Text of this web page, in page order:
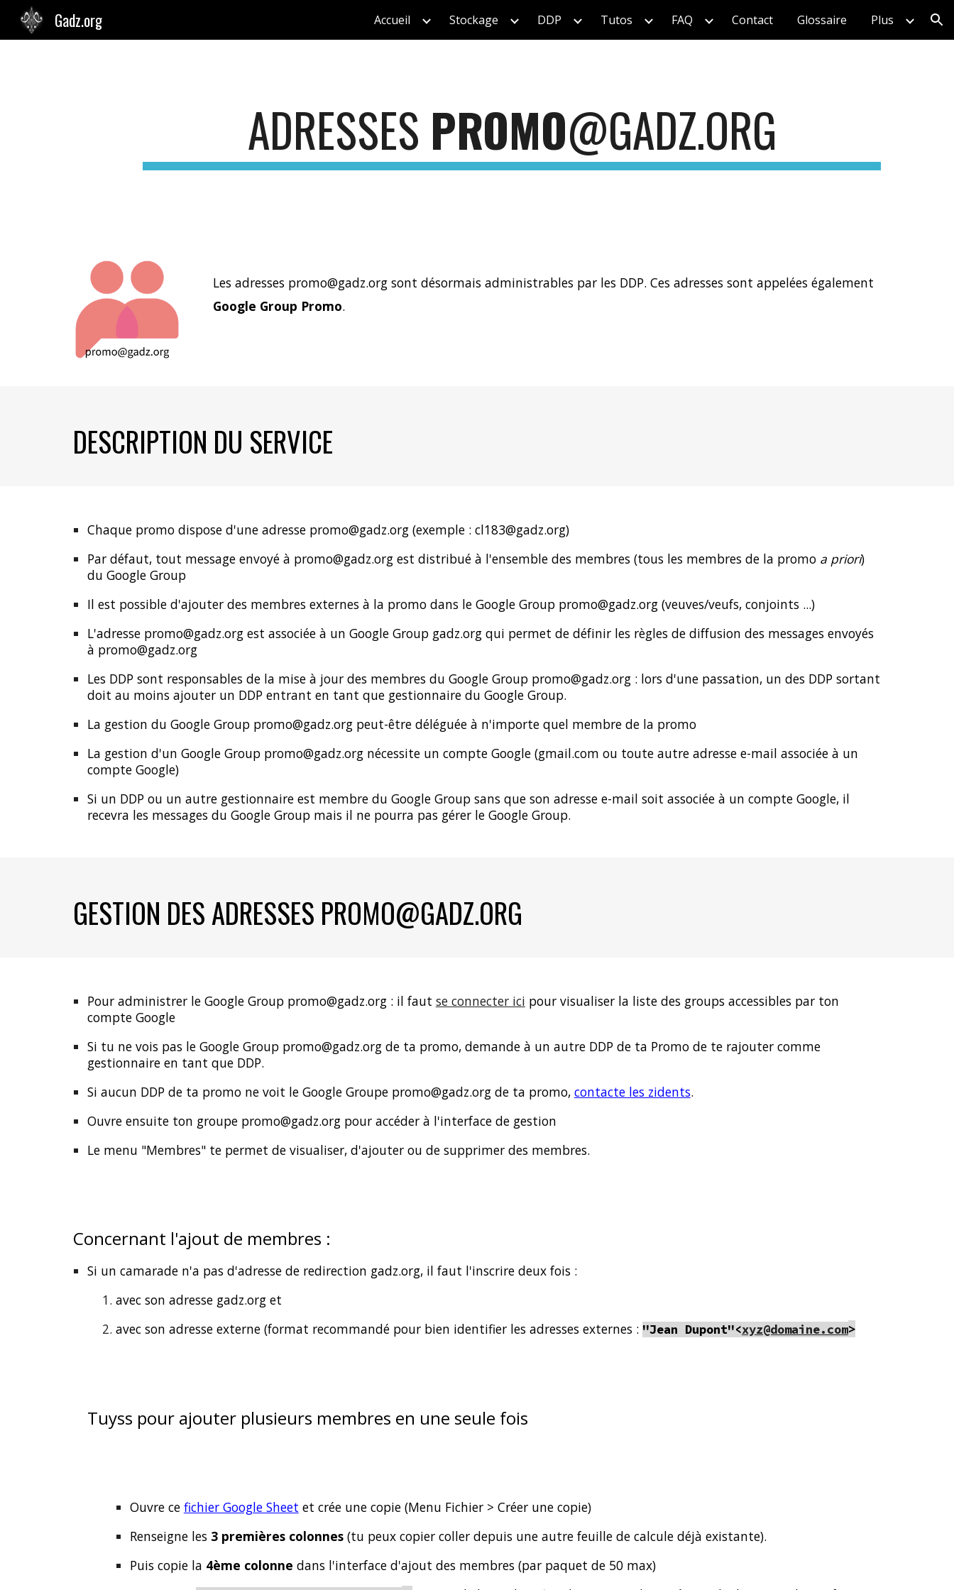
Skip to main content Skip to navigation
Gadz.org Accueil Stockage DDP Tutos FAQ Contact Glossaire Plus
ADRESSES PROMO@GADZ.ORG
Les adresses promo@gadz.org sont désormais administrables par les DDP. Ces adresses sont appelées également
Google Group Promo.
DESCRIPTION DU SERVICE
Chaque promo dispose d'une adresse promo@gadz.org (exemple : cl183@gadz.org)
Par défaut, tout message envoyé à promo@gadz.org est distribué à l'ensemble des membres (tous les membres de la promo a priori)
du Google Group
Il est possible d'ajouter des membres externes à la promo dans le Google Group promo@gadz.org (veuves/veufs, conjoints ...)
L'adresse promo@gadz.org est associée à un Google Group gadz.orgqui permet de définir les règles de diffusion des messages envoyés
à promo@gadz.org
Les DDP sont responsables de la mise à jour des membres du Google Group promo@gadz.org : lors d'une passation, un des DDP sortant
doit au moins ajouter un DDP entrant en tant que gestionnaire du Google Group.
La gestion du Google Group promo@gadz.org peut-être déléguée à n'importe quel membre de la promo
La gestion d'un Google Group promo@gadz.org nécessite un compte Google (gmail.com ou toute autre adresse e-mail associée à un
compte Google)
Si un DDP ou un autre gestionnaire est membre du Google Group sans que son adresse e-mail soit associée à un compte Google, il
recevra les messages du Google Group mais il ne pourra pas gérer le Google Group.
GESTION DES ADRESSES PROMO@GADZ.ORG
Pour administrer le Google Group promo@gadz.org : il faut se connecter ici pour visualiser la liste des groups accessibles par ton
compte Google
Si tu ne vois pas le Google Group promo@gadz.org de ta promo, demande à un autre DDP de ta Promo de te rajouter comme
gestionnaire en tant que DDP.
Si aucun DDP de ta promo ne voit le Google Groupe promo@gadz.org de ta promo, contacte les zidents.
Ouvre ensuite ton groupe promo@gadz.org pour accéder à l'interface de gestion
Le menu "Membres" te permet de visualiser, d'ajouter ou de supprimer des membres.
Concernant l'ajout de membres :
Si un camarade n'a pas d'adresse de redirection gadz.org, il faut l'inscrire deux fois :
avec son adresse gadz.org et
avec son adresse externe (format recommandé pour bien identifier les adresses externes : "Jean Dupont"<xyz@domaine.com>
Tuyss pour ajouter plusieurs membres en une seule fois
Ouvrece fichier Google Sheet et crée une copie (Menu Fichier > Créer une copie)
Renseigne les 3 premières colonnes(tu peux copier coller depuis une autre feuille de calcule déjà existante).
Puis copie la 4ème colonne dans l'interface d'ajout des membres (par paquet de 50 max)